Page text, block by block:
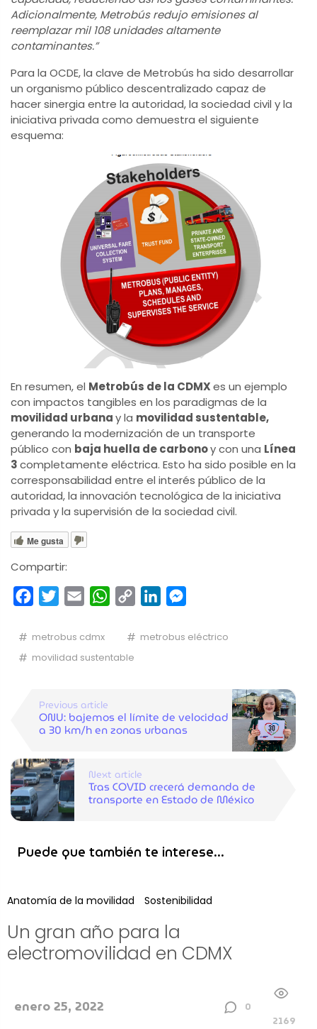
Adicionalmente, Metrobús redujo emisiones al
reemplazar mil 108 unidades altamente
contaminantes.”
Para la OCDE, la clave de Metrobús ha sido desarrollar
un organismo público descentralizado capaz de
hacer sinergia entre la autoridad, la sociedad civil y la
iniciativa privada como demuestra el siguiente
esquema:
En resumen, el Metrobús de la CDMXes un ejemplo
con impactos tangibles en los paradigmas de la
movilidad urbanay la movilidad sustentable,
generando la modernización de un transporte
público con baja huella de carbonoy con una Línea
3completamente eléctrica. Esto ha sido posible en la
corresponsabilidad entre el interés público de la
autoridad, la innovación tecnológica de la iniciativa
privada y la supervisión de la sociedad civil.
Me gusta
Compartir:
FacebookTwitterEmail WhatsApp
Copy
LinkedIn
metrobus cdmx
metrobus eléctrico
movilidad sustentable
Previous article
ONU: bajemos el límite de velocidad
a 30 km/h en zonas urbanas
Next article
Tras COVID crecerá demanda de
transporte en Estado de México
Puede que también te interese...
Anatomía de la movilidad Sostenibilidad
Un gran año para la
electromovilidad en CDMX
enero 25, 2022
0
2169